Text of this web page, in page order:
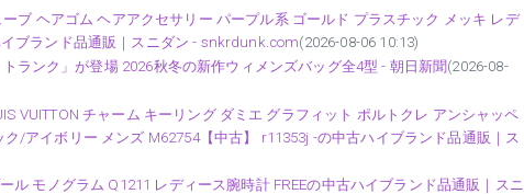
ブ ヘアゴム ヘアアクセサリー パープル系 ゴールド プラスチック メッキ レデ
イブランド品通販｜スニダン - snkrdunk.com(2026-08-06 10:13)
ランク」が登場 2026秋冬の新作ウィメンズバッグ全4型 - 朝日新聞(2026-08-
VUITTON チャーム キーリング ダミエ グラフィット ポルトクレ アンシャッペ
/アイボリー メンズ M62754【中古】 r11353j -の中古ハイブランド品通販｜ス
ル モノグラム Q1211 レディース腕時計 FREEの中古ハイブランド品通販｜スニ